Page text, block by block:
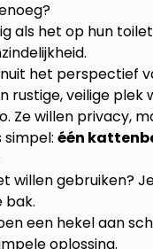
als het op hun
het perspectief
rustige, veilige
Ze willen privacy,
simpel: één
willen gebruiken?
bak.
een hekel aan
oplossing.